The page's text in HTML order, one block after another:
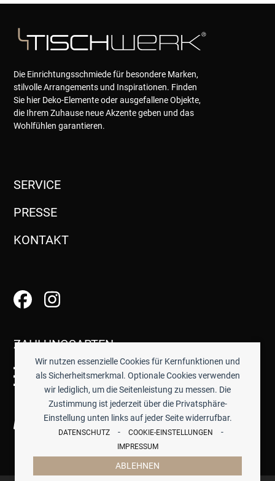
Wir nutzen essenzielle Cookies für Kernfunktionen und
als Sicherheitsmerkmal. Optionale Cookies verwenden
wir lediglich, um die Seitenleistung zu messen. Die
Zustimmung ist jederzeit über die Privatsphäre-
Einstellung unten links auf jeder Seite widerrufbar.
DATENSCHUTZ - COOKIE-EINSTELLUNGEN -
IMPRESSUM
ABLEHNEN
Die Einrichtungsschmiede für besondere Marken,
stilvolle Arrangements und Inspirationen. Finden
Sie hier Deko-Elemente oder ausgefallene Objekte,
die Ihrem Zuhause neue Akzente geben und das
Wohlfühlen garantieren.
SERVICE
PRESSE
KONTAKT
ZAHLUNGSARTEN